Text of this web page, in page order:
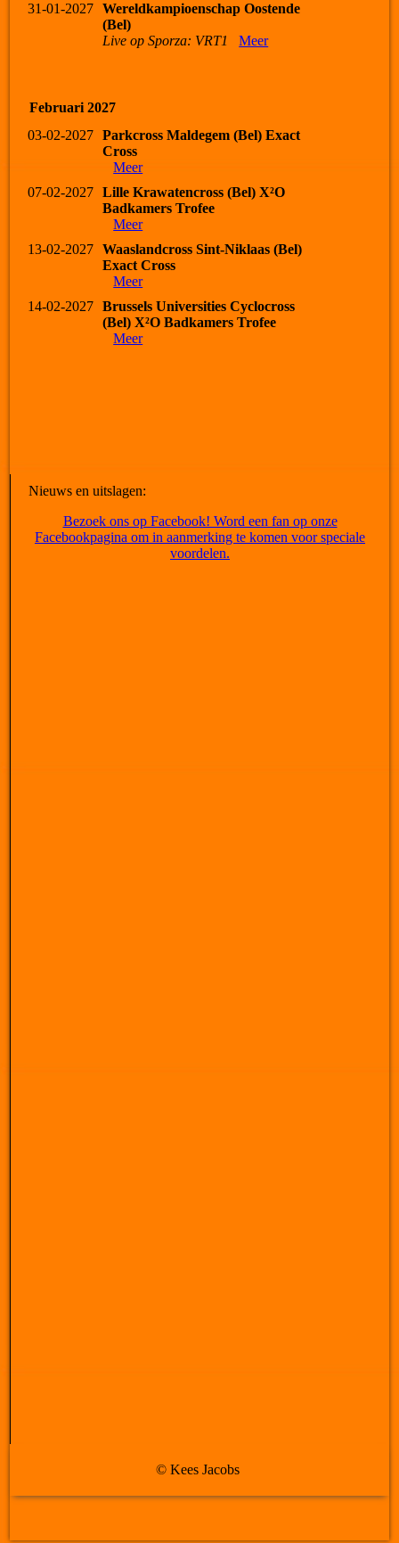
31-01-2027
Wereldkampioenschap Oostende
(Bel)
Live op Sporza: VRT1
Meer
Februari 2027
03-02-2027
Parkcross Maldegem (Bel) Exact
Cross
Meer
07-02-2027
Lille Krawatencross (Bel) X²O
Badkamers Trofee
Meer
13-02-2027
Waaslandcross Sint-Niklaas (Bel)
Exact Cross
Meer
14-02-2027
Brussels Universities Cyclocross
(Bel) X²O Badkamers Trofee
Meer
Nieuws en uitslagen:
Bezoek ons op Facebook! Word een fan op onze
Facebookpagina om in aanmerking te komen voor speciale
voordelen.
© Kees Jacobs